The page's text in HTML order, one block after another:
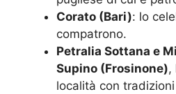
Corato (Bari): lo
compatrono.
Petralia Sottana e
Supino (Frosinone),
località con